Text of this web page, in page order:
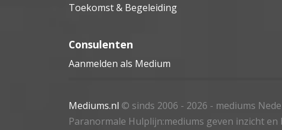
Toekomst & Begeleiding
Consulenten
Aanmelden als Medium
Mediums.nl © sinds 2006 - 2026 - mediums
Paranormale Hulplijn:mediums geven inzicht